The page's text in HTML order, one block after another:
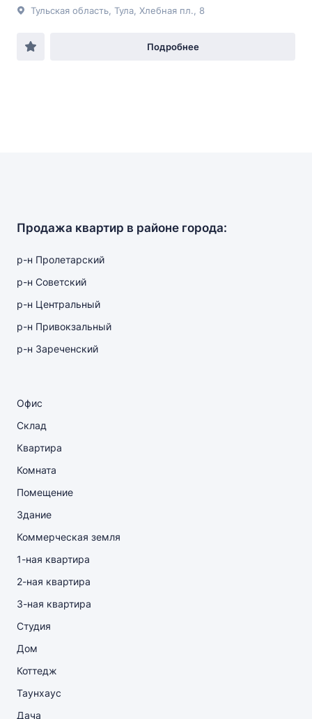
Тульская область, Тула, Хлебная пл., 8
Подробнее
Продажа квартир в районе города:
р-н Пролетарский
р-н Советский
р-н Центральный
р-н Привокзальный
р-н Зареченский
Офис
Склад
Квартира
Комната
Помещение
Здание
Коммерческая земля
1-ная квартира
2-ная квартира
3-ная квартира
Студия
Дом
Коттедж
Таунхаус
Дача